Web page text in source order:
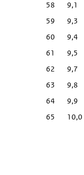
58
9,1
59
9,3
60
9,4
61
9,5
62
9,7
63
9,8
64
9,9
65
10,0